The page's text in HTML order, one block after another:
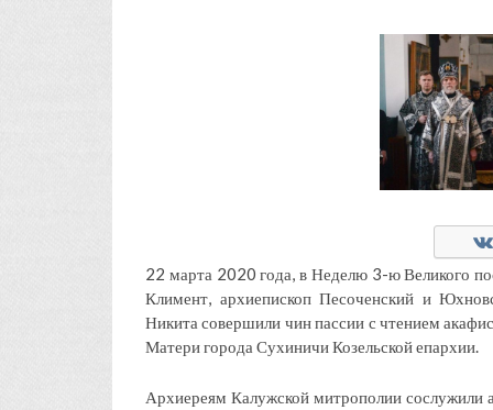
22 марта 2020 года, в Неделю 3-ю Великого
Климент, архиепископ Песоченский и
Никита совершили чин пассии с чтением
Матери города Сухиничи Козельской епархии.
Архиереям Калужской митрополии сослужили